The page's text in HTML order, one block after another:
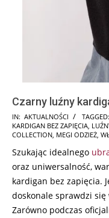
Czarny luźny
2025-
02-
IN: AKTUALNOŚCI TAGGED:
KARDIGAN BEZ ZAPIĘCIA,
COLLECTION, MEGI ODZIEŻ,
Szukając idealnego
oraz uniwersalność,
kardigan bez zapięcia.
doskonale sprawdzi
Zarówno podczas